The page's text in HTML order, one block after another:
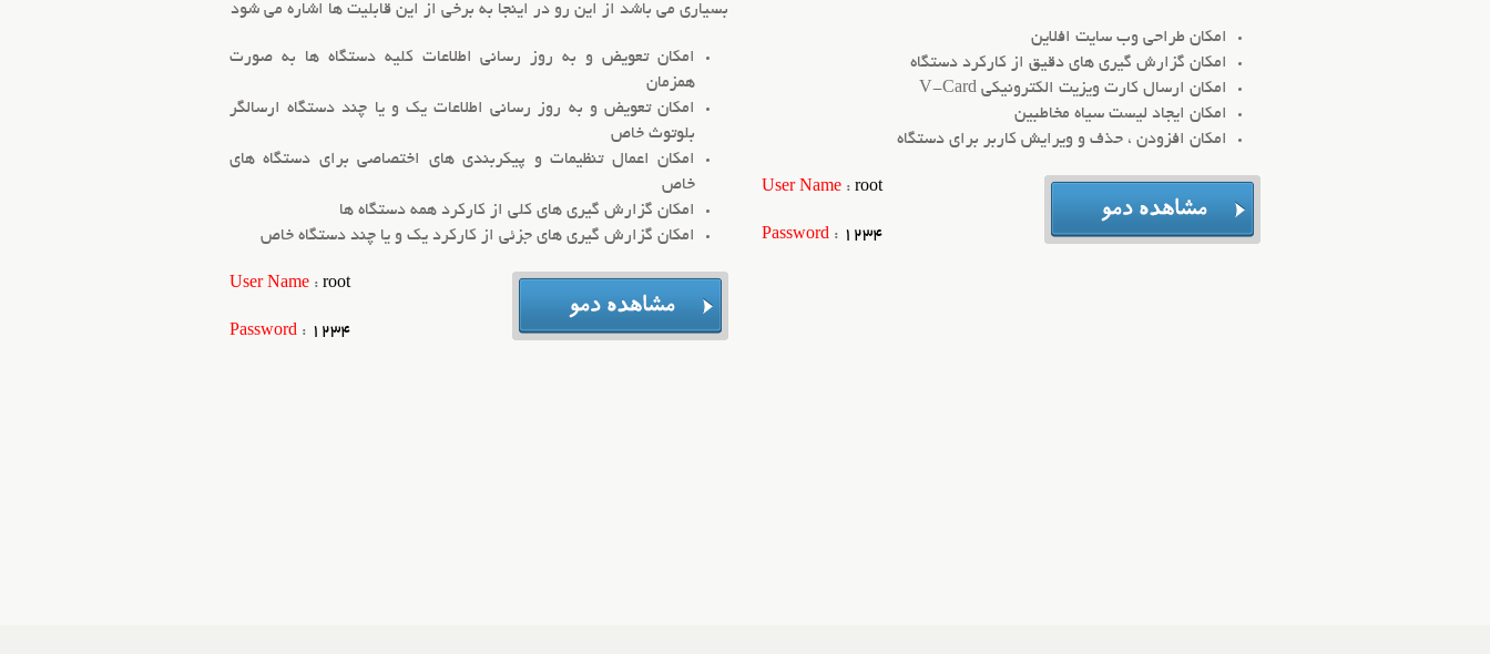
امکان طراحی وب سایت افلاین
امکان گزارش گیری های دقیق از کارکرد دستگاه
امکان ارسال کارت ویزیت الکترونیکی V-Card
امکان ایجاد لیست سیاه مخاطبین
امکان افزودن ، حذف و ویرایش کاربر برای دستگاه
User Name : root
Password : 1234
بسیاری می باشد از این رو در اینجا به برخی از این قابلیت ها اشاره می شود
امکان تعویض و به روز رسانی اطلاعات کلیه دستگاه ها به صورت
همزمان
امکان تعویض و به روز رسانی اطلاعات یک و یا چند دستگاه ارسالگر
بلوتوث خاص
امکان اعمال تنظیمات و پیکربندی های اختصاصی برای دستگاه های
خاص
امکان گزارش گیری های کلی از کارکرد همه دستگاه ها
امکان گزارش گیری های جزئی از کارکرد یک و یا چند دستگاه خاص
User Name : root
Password : 1234